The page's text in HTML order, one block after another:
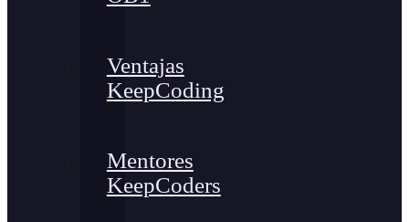
Ventajas
KeepCoding
Mentores
KeepCoders